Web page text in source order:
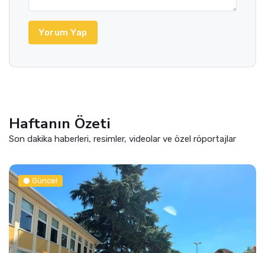
Yorum Yap
Haftanın Özeti
Son dakika haberleri, resimler, videolar ve özel röportajlar
Güncel